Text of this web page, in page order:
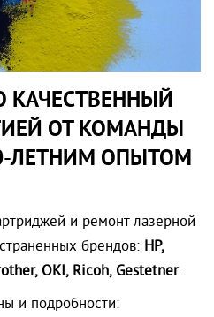
КАЧЕСТВЕННЫЙ
ОТ КОМАНДЫ
ЛЕТНИМ ОПЫТОМ
и ремонт лазерной
брендов: HP,
OKI, Ricoh, Gestetner.
и подробности: